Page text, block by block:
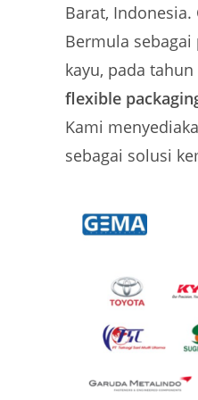
Barat, Indonesia.
Bermula sebagai
kayu, pada
flexible
Kami
sebagai solusi